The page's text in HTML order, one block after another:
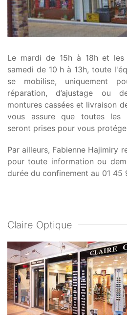
Le mardi de 15h à 18h et les
samedi de 10 h à 13h, toute
se mobilise, uniquement
réparation, d’ajustage ou
montures cassées et livraison
vous assure que toutes les
seront prises pour vous
Par ailleurs, Fabienne Hajimiry
pour toute information ou
durée du confinement au 01 45
Claire Optique